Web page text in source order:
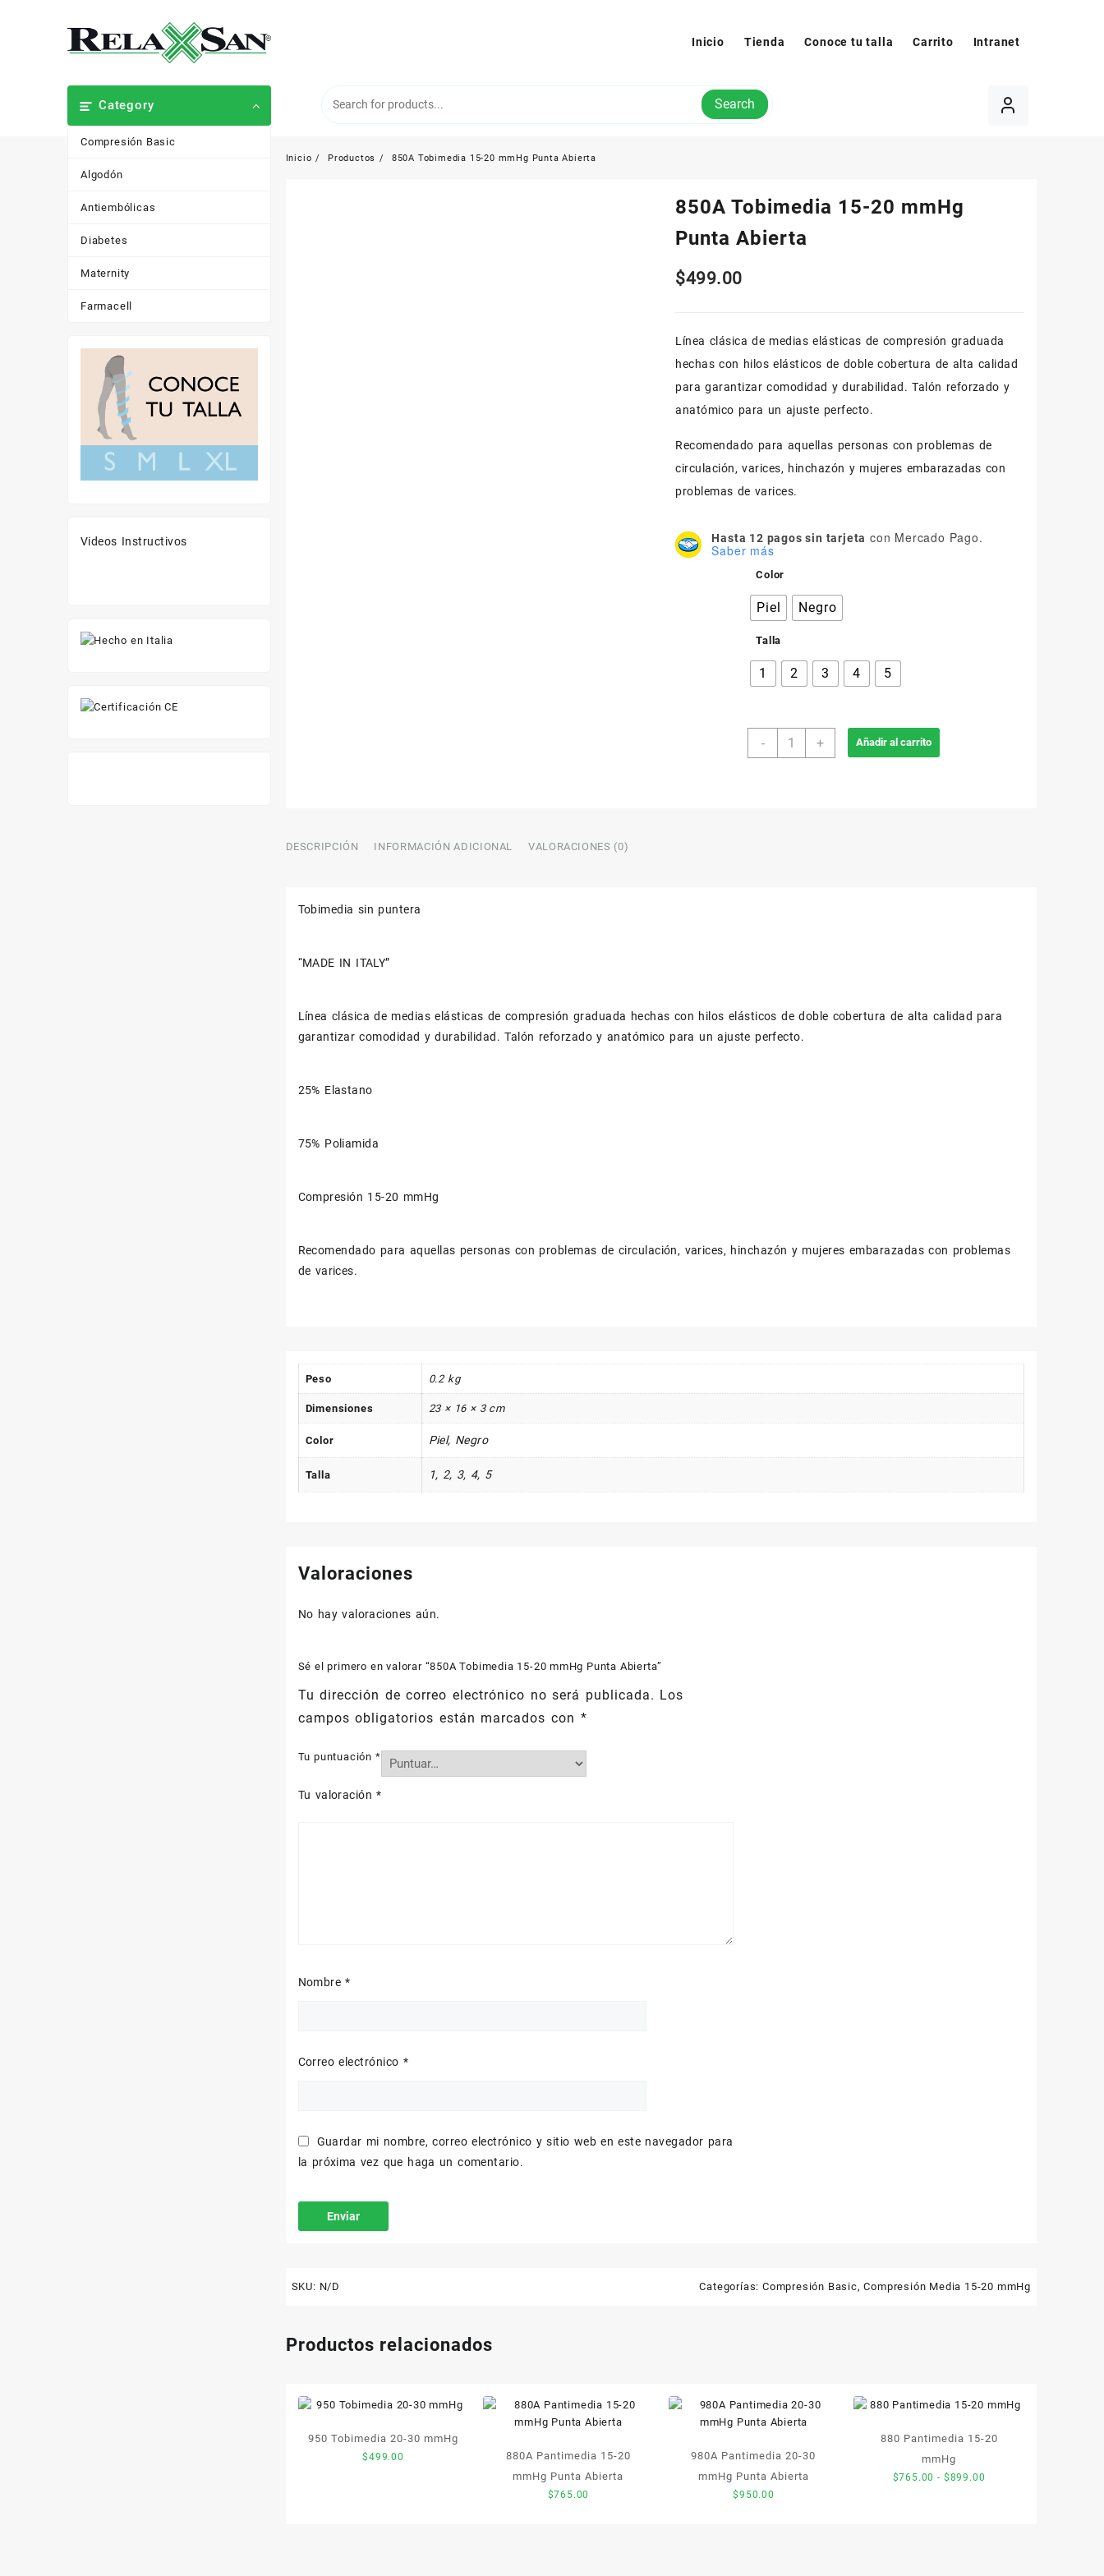
Inicio Tienda Conoce tu talla Carrito Intranet
Category
Compresión Basic
Algodón
Antiembólicas
Diabetes
Maternity
Farmacell
Search
Inicio Productos 850A Tobimedia 15-20 mmHg Punta Abierta
850A Tobimedia 15-20 mmHg
Punta Abierta
$499.00
Línea clásica de medias elásticas de compresión graduada
hechas con hilos elásticos de doble cobertura de alta calidad
para garantizar comodidad y durabilidad. Talón reforzado y
anatómico para un ajuste perfecto.
Recomendado para aquellas personas con problemas de
circulación, varices, hinchazón y mujeres embarazadas con
problemas de varices.
Hasta 12 pagos sin tarjeta con Mercado Pago.
Saber más
Color
Piel Negro
Talla
1 2 3 4 5
-
850A
+ Añadir al carrito
DESCRIPCIÓN INFORMACIÓN ADICIONAL VALORACIONES (0)
Tobimedia sin puntera
“MADE IN ITALY”
Línea clásica de medias elásticas de compresión graduada hechas con hilos elásticos de doble cobertura de alta calidad para
garantizar comodidad y durabilidad. Talón reforzado y anatómico para un ajuste perfecto.
25% Elastano
75% Poliamida
Compresión 15-20 mmHg
Recomendado para aquellas personas con problemas de circulación, varices, hinchazón y mujeres embarazadas con problemas
de varices.
Peso 0.2 kg
Dimensiones 23 × 16 × 3 cm
Color Piel, Negro
Talla 1, 2, 3, 4, 5
Valoraciones
No hay valoraciones aún.
Sé el primero en valorar “850A Tobimedia 15-20 mmHg Punta Abierta”
Tu dirección de correo electrónico no será publicada. Los
campos obligatorios están marcados con *
Tu puntuación *
Tu valoración*
Nombre*
Correo electrónico *
Guardar mi nombre, correo electrónico y sitio web en este navegador para
la próxima vez que haga un comentario.
SKU: N/D Categorías: Compresión Basic,Compresión Media 15-20 mmHg
Productos relacionados
950 Tobimedia 20-30 mmHg
$499.00
880A Pantimedia 15-20
mmHg Punta Abierta
$765.00
980A Pantimedia 20-30
mmHg Punta Abierta
$950.00
880 Pantimedia 15-20
mmHg
$765.00 - $899.00
Videos Instructivos